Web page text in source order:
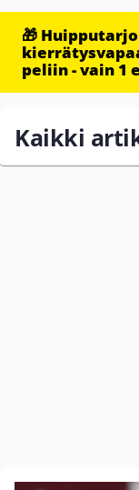
🎁
peliin - vain 1
Kaikki